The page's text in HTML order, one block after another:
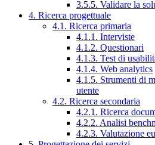
3.5.5. Validare la
4. Ricerca progettuale
4.1. Ricerca primaria
4.1.1. Interviste
4.1.2. Questionari
4.1.3. Test di
4.1.4. Web analytics
4.1.5. Strumenti di
utente
4.2. Ricerca secondaria
4.2.1. Ricerca
4.2.2. Analisi
4.2.3. Valutazione